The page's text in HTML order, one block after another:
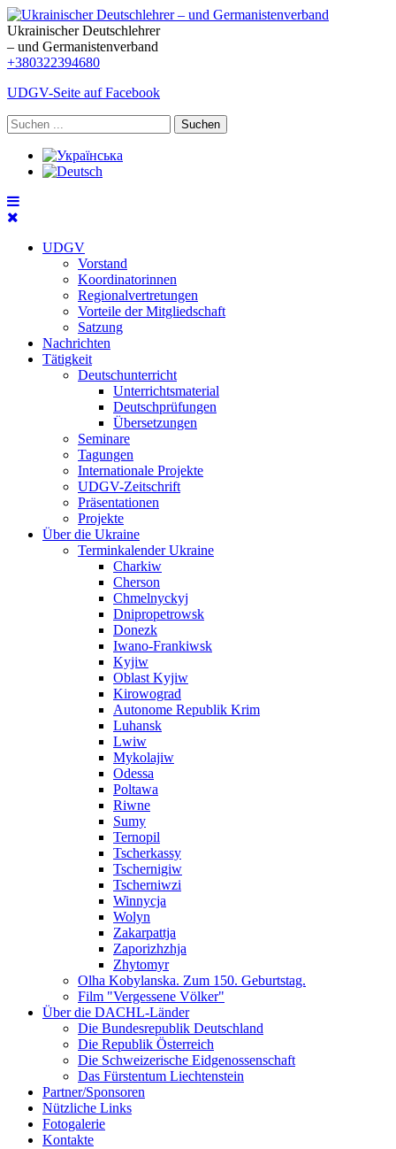
Ukrainischer Deutschlehrer
– und Germanistenverband
+380322394680
UDGV-Seite auf Facebook
Suchen
UDGV
Vorstand
Koordinatorinnen
Regionalvertretungen
Vorteile der Mitgliedschaft
Satzung
Nachrichten
Tätigkeit
Deutschunterricht
Unterrichtsmaterial
Deutschprüfungen
Übersetzungen
Seminare
Tagungen
Internationale Projekte
UDGV-Zeitschrift
Präsentationen
Projekte
Über die Ukraine
Terminkalender Ukraine
Charkiw
Cherson
Chmelnyckyj
Dnipropetrowsk
Donezk
Iwano-Frankiwsk
Kyjiw
Oblast Kyjiw
Kirowograd
Autonome Republik Krim
Luhansk
Lwiw
Mykolajiw
Odessa
Poltawa
Riwne
Sumy
Ternopil
Tscherkassy
Tschernigiw
Tscherniwzi
Winnycja
Wolyn
Zakarpattja
Zaporizhzhja
Zhytomyr
Olha Kobylanska. Zum 150. Geburtstag.
Film "Vergessene Völker"
Über die DACHL-Länder
Die Bundesrepublik Deutschland
Die Republik Österreich
Die Schweizerische Eidgenossenschaft
Das Fürstentum Liechtenstein
Partner/Sponsoren
Nützliche Links
Fotogalerie
Kontakte